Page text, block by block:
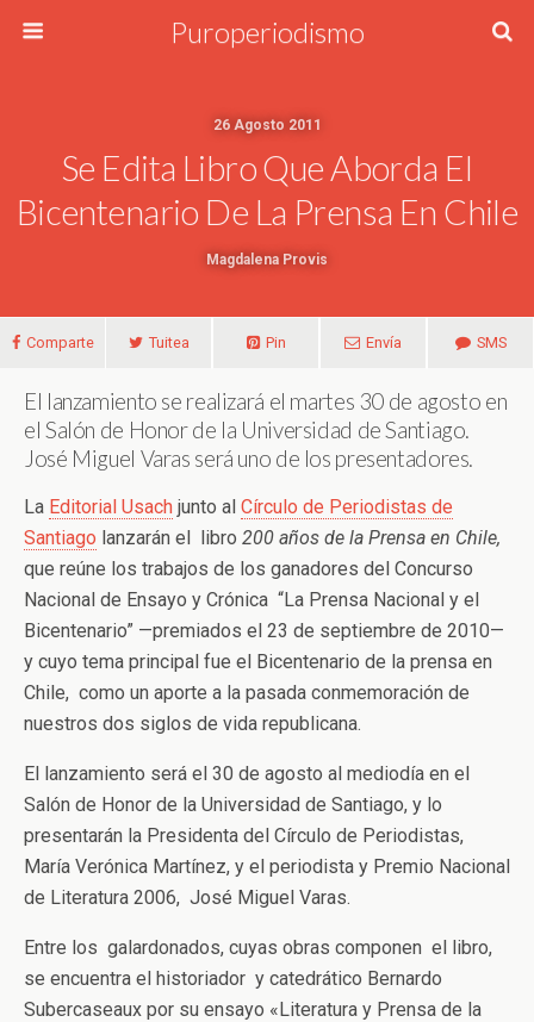
Puroperiodismo
26 Agosto 2011
Se Edita Libro Que Aborda El
Bicentenario De La Prensa En Chile
Magdalena Provis
Comparte Tuitea Pin Envía SMS
El lanzamiento se realizará el martes 30 de agosto en
el Salón de Honor de la Universidad de Santiago.
José Miguel Varas será uno de los presentadores.
La Editorial Usach junto al Círculo de Periodistas de
Santiago lanzarán el libro 200 años de la Prensa en Chile,
que reúne los trabajos de los ganadores del Concurso
Nacional de Ensayo y Crónica “La Prensa Nacional y el
Bicentenario” —premiados el 23 de septiembre de 2010—
y cuyo tema principal fue el Bicentenario de la prensa en
Chile, como un aporte a la pasada conmemoración de
nuestros dos siglos de vida republicana.
El lanzamiento será el 30 de agosto al mediodía en el
Salón de Honor de la Universidad de Santiago, y lo
presentarán la Presidenta del Círculo de Periodistas,
María Verónica Martínez, y el periodista y Premio Nacional
de Literatura 2006, José Miguel Varas.
Entre los galardonados, cuyas obras componen el libro,
se encuentra el historiador y catedrático Bernardo
Subercaseaux por su ensayo «Literatura y Prensa de la